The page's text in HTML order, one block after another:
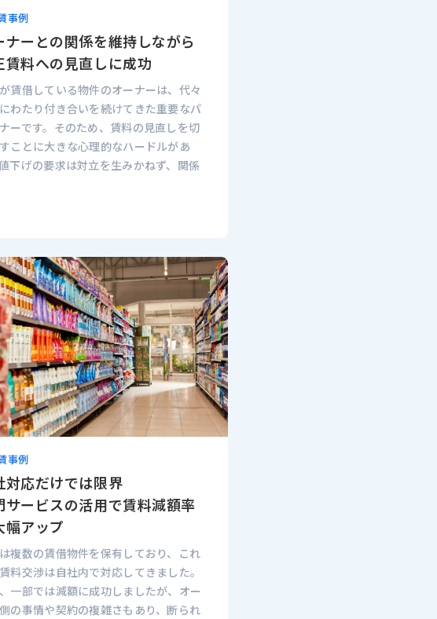
事例
ナーとの関係を維持しながら
賃料への見直しに成功
賃借している物件のオーナーは、代々
わたり付き合いを続けてきた重要なパ
ーです。そのため、賃料の見直しを切
ことに大きな心理的なハードルがあ
下げの要求は対立を生みかねず、関係
事例
対応だけでは限界
サービスの活用で賃料減額率
幅アップ
複数の賃借物件を保有しており、これ
料交渉は自社内で対応してきました。
一部では減額に成功しましたが、オー
の事情や契約の複雑さもあり、断られ